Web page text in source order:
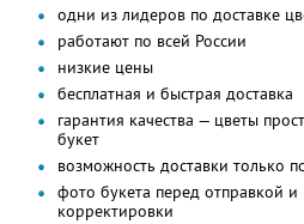
одни из лидеров по доставке
работают по всей России
низкие цены
бесплатная и быстрая доставка
гарантия качества — цветы
букет
возможность доставки только
фото букета перед отправкой и
корректировки